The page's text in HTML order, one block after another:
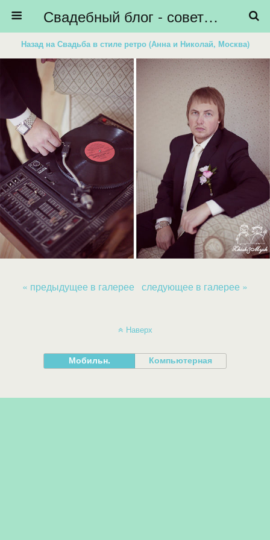
Свадебный блог - советы невестам, подготовка к свадьбе - HiBride
Назад на Свадьба в стиле ретро (Анна и Николай, Москва)
« предыдущее в галерее следующее в галерее »
Наверх
Мобильн. Компьютерная